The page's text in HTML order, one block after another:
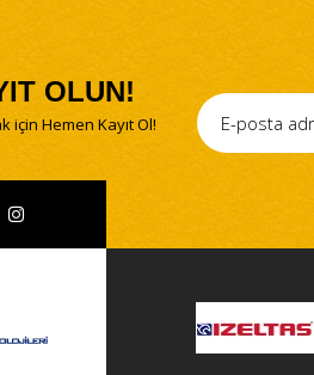
OLUN!
için Hemen Kayıt Ol!